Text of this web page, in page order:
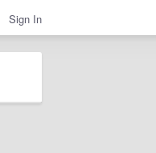
Sign In